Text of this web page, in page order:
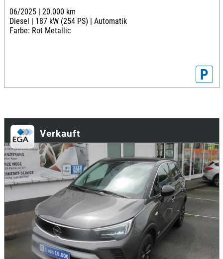
06/2025 | 20.000 km
Diesel | 187 kW (254 PS) | Automatik
Farbe: Rot Metallic
P
Verkauft